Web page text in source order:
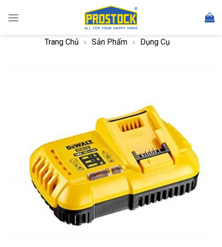
Trang Chủ » Sản Phẩm » Dụng Cụ